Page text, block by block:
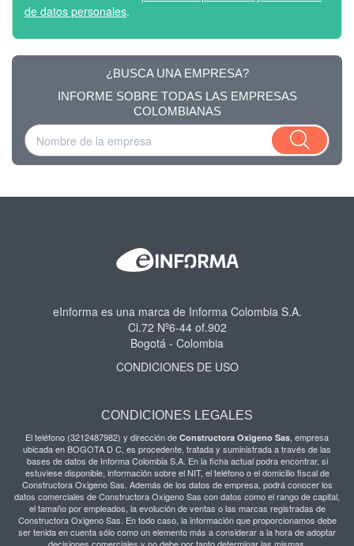
de datos personales.
¿BUSCA UNA EMPRESA?
INFORME SOBRE TODAS LAS EMPRESAS
COLOMBIANAS
eInforma es una marca de Informa Colombia S.A.
Cl.72 Nº6-44 of.902
Bogotá - Colombia
CONDICIONES DE USO
CONDICIONES LEGALES
El teléfono (3212487982) y dirección de Constructora Oxigeno Sas
ubicada en BOGOTA D C, es procedente, tratada y suministrada a través de las
bases de datos de Informa Colombia S.A. En la ficha actual podra encontrar, si
estuviese disponible, información sobre el NIT, el teléfono o el domicilio fiscal de
Constructora Oxigeno Sas. Además de los datos de empresa, podrá conocer los
datos comerciales de Constructora Oxigeno Sas con datos como el rango de capital,
el tamaño por empleados, la evolución de ventas o las marcas registradas de
Constructora Oxigeno Sas. En todo caso, la información que proporcionamos debe
ser tenida en cuenta sólo como un elemento más a considerar a la hora de adoptar